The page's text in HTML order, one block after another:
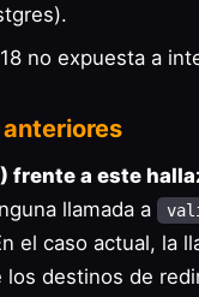
no expuesta a
frente a este
llamada a
el caso actual, la
destinos de